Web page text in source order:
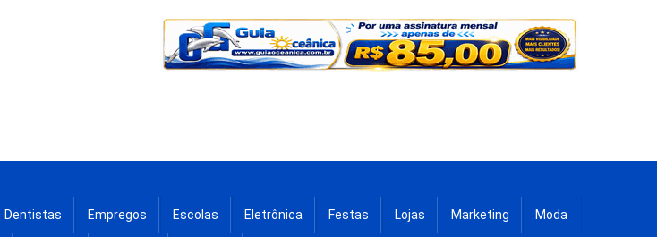
Dentistas Empregos Escolas Eletrônica Festas Lojas Marketing Moda